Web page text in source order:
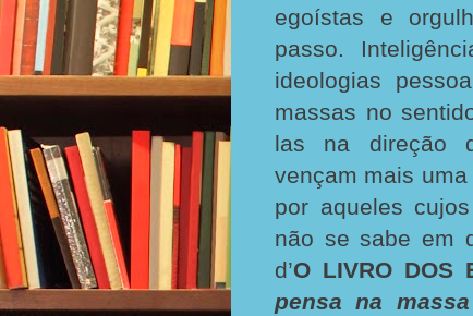
egoístas e
passo.
ideologias
massas no
las na direção
vençam mais uma
por aqueles
não se sabe em
d’O LIVRO DOS
pensa na